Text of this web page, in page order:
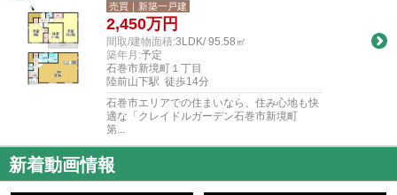
売買｜新築一戸建
2,450万円
間取/建物面積:3LDK/ 95.58㎡
築年月:予定
石巻市新境町１丁目
陸前山下駅 徒歩14分
石巻市エリアでの住まいなら、住み心地も快
適な「クレイドルガーデン石巻市新境町
第...
新着動画情報